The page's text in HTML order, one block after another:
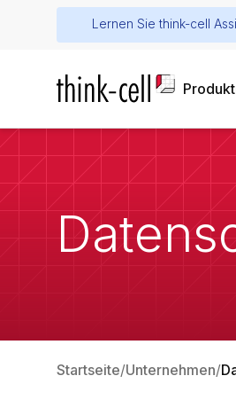
Lernen Sie think-cell
Startseite Unternehmen